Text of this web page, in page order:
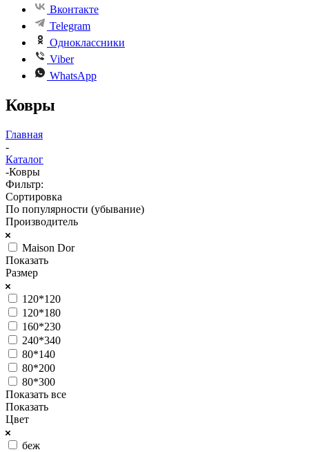
Вконтакте
Telegram
Одноклассники
Viber
WhatsApp
Ковры
Главная
-
Каталог
-Ковры
Фильтр:
Сортировка
По популярности (убывание)
Производитель
Maison Dor
Показать
Размер
120*120
120*180
160*230
240*340
80*140
80*200
80*300
Показать все
Показать
Цвет
беж